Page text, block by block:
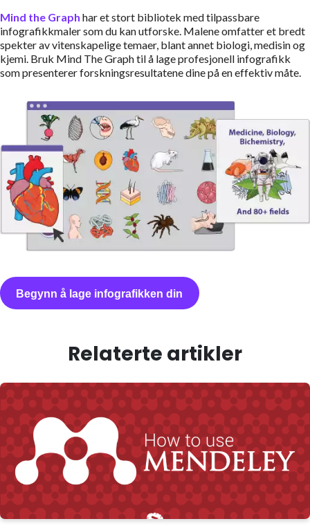
Mind the Graph har et stort bibliotek med tilpassbare
infografikkmaler som du kan utforske. Malene omfatter et bredt
spekter av vitenskapelige temaer, blant annet biologi, medisin og
kjemi. Bruk Mind The Graph til å lage profesjonell infografikk
som presenterer forskningsresultatene dine på en effektiv måte.
Begynn å lage infografikken din
Relaterte artikler